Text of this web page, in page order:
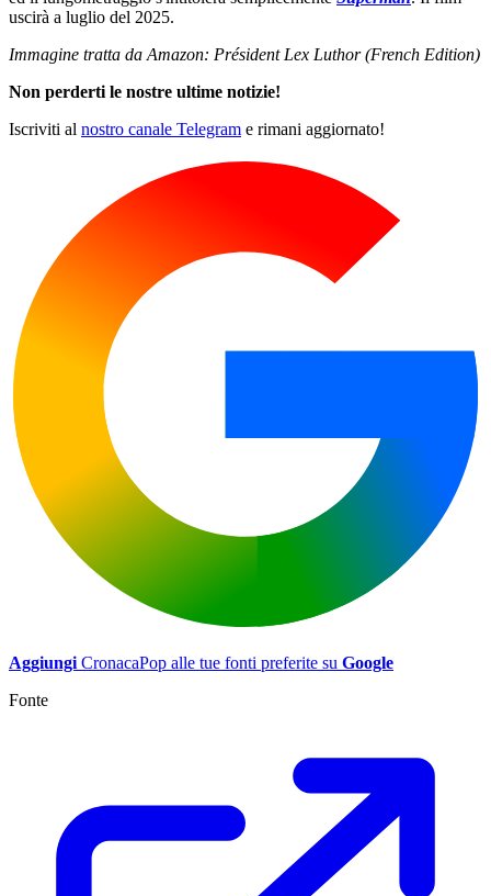
uscirà a luglio del 2025.
Immagine tratta da Amazon: Président Lex Luthor (French Edition)
Non perderti le nostre ultime notizie!
Iscriviti al nostro canale Telegram e rimani aggiornato!
Aggiungi CronacaPop alle tue fonti preferite su Google
Fonte